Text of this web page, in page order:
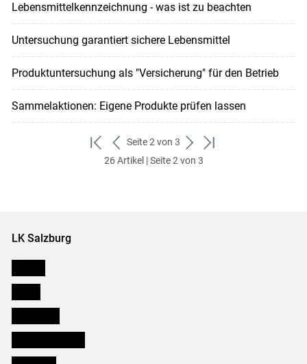
Lebensmittelkennzeichnung - was ist zu beachten
Untersuchung garantiert sichere Lebensmittel
Produktuntersuchung als "Versicherung" für den Betrieb
Sammelaktionen: Eigene Produkte prüfen lassen
zum
ersten
zurück
zum
Seite 2 von 3
weiter
zum
zum
26 Artikel | Seite 2 von 3
LK Salzburg